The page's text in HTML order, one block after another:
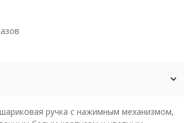
ручка с нажимным механизмом,